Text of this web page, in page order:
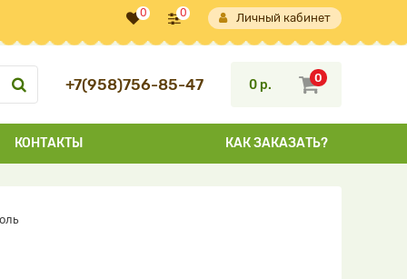
0 0 Личный кабинет
+7(958)756-85-47 0
0 р.
КОНТАКТЫ КАК ЗАКАЗАТЬ?